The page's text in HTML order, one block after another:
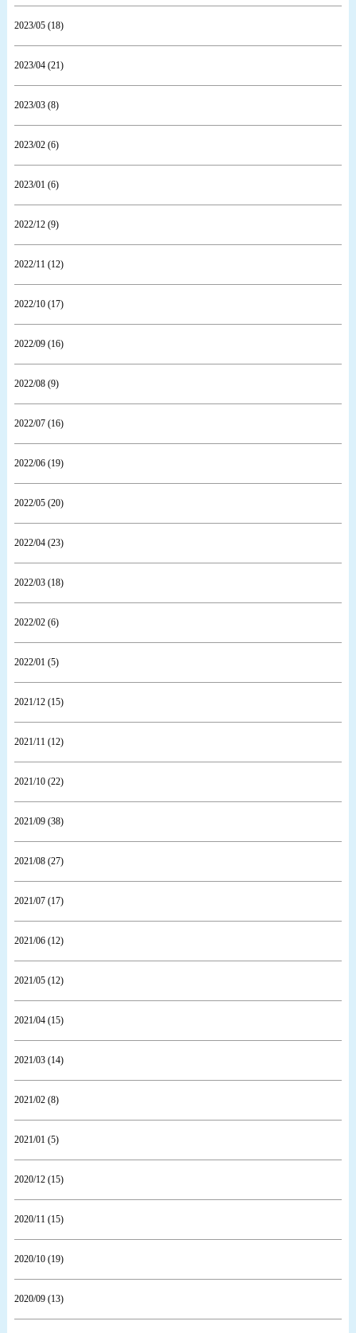
2023/05 (18)
2023/04 (21)
2023/03 (8)
2023/02 (6)
2023/01 (6)
2022/12 (9)
2022/11 (12)
2022/10 (17)
2022/09 (16)
2022/08 (9)
2022/07 (16)
2022/06 (19)
2022/05 (20)
2022/04 (23)
2022/03 (18)
2022/02 (6)
2022/01 (5)
2021/12 (15)
2021/11 (12)
2021/10 (22)
2021/09 (38)
2021/08 (27)
2021/07 (17)
2021/06 (12)
2021/05 (12)
2021/04 (15)
2021/03 (14)
2021/02 (8)
2021/01 (5)
2020/12 (15)
2020/11 (15)
2020/10 (19)
2020/09 (13)